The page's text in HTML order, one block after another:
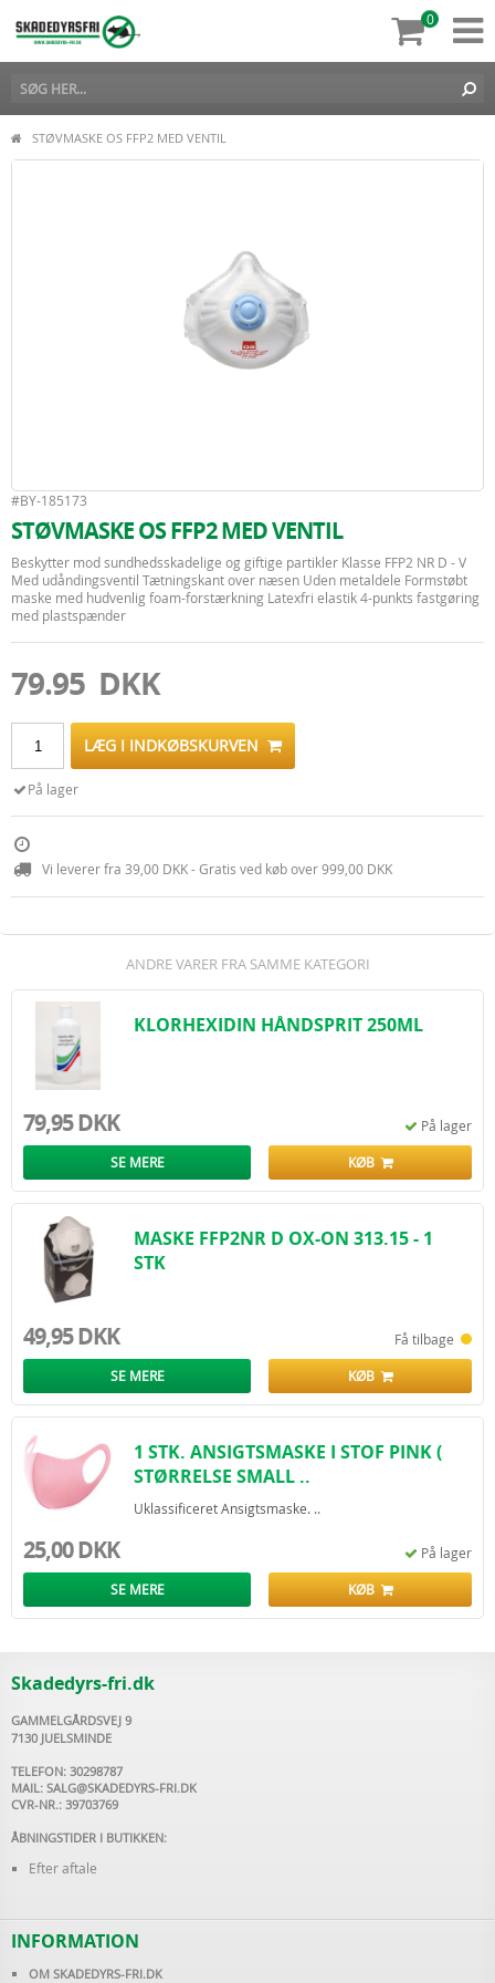
0
STØVMASKE OS FFP2 MED VENTIL
#BY-185173
STØVMASKE OS FFP2 MED VENTIL
Beskytter mod sundhedsskadelige og giftige partikler Klasse FFP2 NR D - V
Med udåndingsventil Tætningskant over næsen Uden metaldele Formstøbt
maske med hudvenlig foam-forstærkning Latexfri elastik 4-punkts fastgøring
med plastspænder
79.95 DKK
LÆG I INDKØBSKURVEN
På lager
Vi leverer fra 39,00 DKK - Gratis ved køb over 999,00 DKK
ANDRE VARER FRA SAMME KATEGORI
KLORHEXIDIN HÅNDSPRIT 250ML
79,95 DKK På lager
SE MERE KØB
MASKE FFP2NR D OX-ON 313.15 - 1
STK
49,95 DKK Få tilbage
SE MERE KØB
1 STK. ANSIGTSMASKE I STOF PINK (
STØRRELSE SMALL ..
Uklassificeret Ansigtsmaske. ..
25,00 DKK På lager
SE MERE KØB
Skadedyrs-fri.dk
GAMMELGÅRDSVEJ 9
7130 JUELSMINDE
TELEFON: 30298787
MAIL: SALG@SKADEDYRS-FRI.DK
CVR-NR.: 39703769
ÅBNINGSTIDER I BUTIKKEN:
Efter aftale
INFORMATION
OM SKADEDYRS-FRI.DK